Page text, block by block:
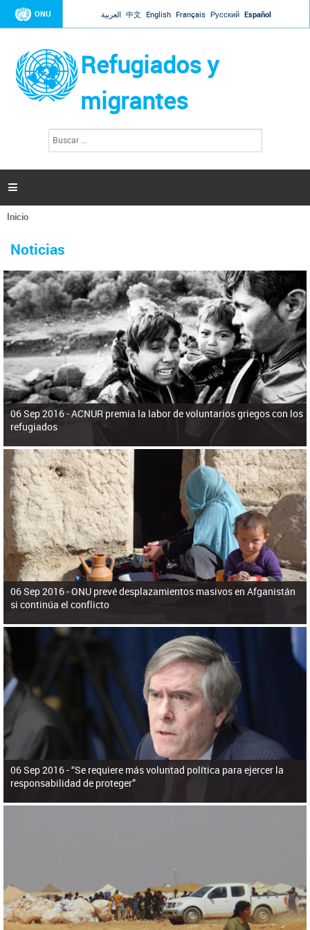
Jump to navigation
ONU العربية 中文 English Français Русский Español
Refugiados y
migrantes
l
d
e
b
ú
s
q
u
e
d
a
s

Se
usted
aquí
Inicio
Noticias
reforzar la ayuda humanitaria en Venezuela
El Secretario General ha respondido a la carta enviada por el presidente de la
Asamblea Nacional de Venezuela solicitando a Naciones Unidas que aumente
la ayuda humanitaria. Guerres ha reiterado que la ONU está lista para hacerlo,
pero necesita el consentimiento y la colaboración del Gobierno.
06 Sep 2016 -ACNUR premia la labor de voluntarios griegos con los
refugiados
06 Sep 2016 -ONU prevé desplazamientos masivos en Afganistán
si continúa el conflicto
06 Sep 2016 -“Se requiere más voluntad política para ejercer la
responsabilidad de proteger”